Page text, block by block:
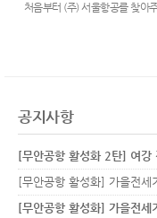
처음부터 (주) 서울항공를 찾아
공지사항
[무안공항 활성화 2탄] 여강
[무안공항 활성화] 가을전세
[무안공항 활성화] 가을전